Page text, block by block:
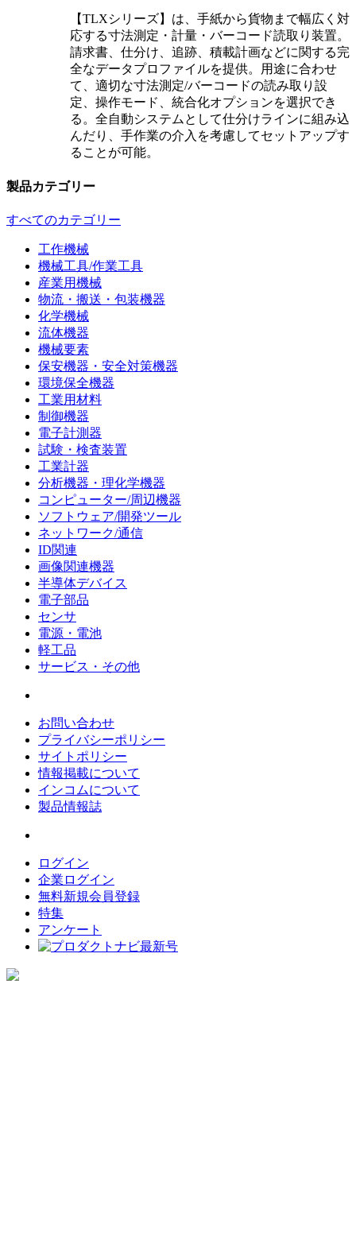
【TLXシリーズ】は、手紙から貨物まで幅広く対
応する寸法測定・計量・バーコード読取り装置。
請求書、仕分け、追跡、積載計画などに関する完
全なデータプロファイルを提供。用途に合わせ
て、適切な寸法測定/バーコードの読み取り設
定、操作モード、統合化オプションを選択でき
る。全自動システムとして仕分けラインに組み込
んだり、手作業の介入を考慮してセットアップす
ることが可能。
製品カテゴリー
すべてのカテゴリー
工作機械
機械工具/作業工具
産業用機械
物流・搬送・包装機器
化学機械
流体機器
機械要素
保安機器・安全対策機器
環境保全機器
工業用材料
制御機器
電子計測器
試験・検査装置
工業計器
分析機器・理化学機器
コンピューター/周辺機器
ソフトウェア/開発ツール
ネットワーク/通信
ID関連
画像関連機器
半導体デバイス
電子部品
センサ
電源・電池
軽工品
サービス・その他
お問い合わせ
プライバシーポリシー
サイトポリシー
情報掲載について
インコムについて
製品情報誌
ログイン
企業ログイン
無料新規会員登録
特集
アンケート